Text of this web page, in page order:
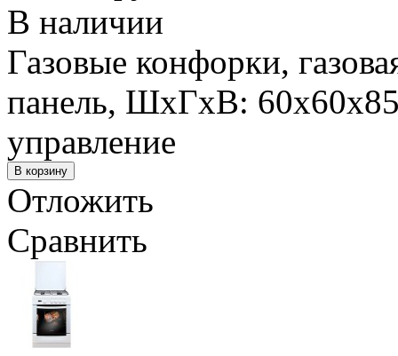
В наличии
Газовые конфорки,
панель, ШхГхВ: 60x60x85
управление
Отложить
Сравнить